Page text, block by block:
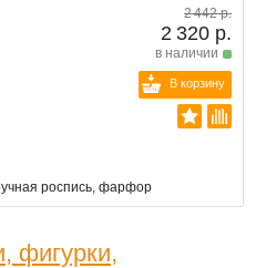
2 442 р.
2 320 р.
в наличии
В корзину
роспись, фарфор
фигурки,